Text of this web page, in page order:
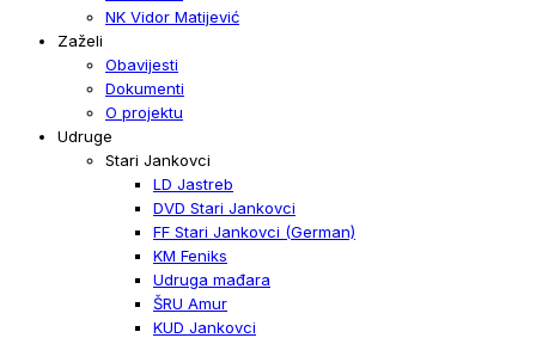
NK Vidor Matijević
Zaželi
Obavijesti
Dokumenti
O projektu
Udruge
Stari Jankovci
LD Jastreb
DVD Stari Jankovci
FF Stari Jankovci (German)
KM Feniks
Udruga mađara
ŠRU Amur
KUD Jankovci